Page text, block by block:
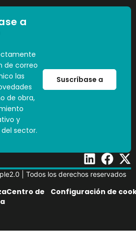
a
de correo
las
de obra,
y
sector.
Suscríbase a
| Todos los derechos reservados
de
Configuración de